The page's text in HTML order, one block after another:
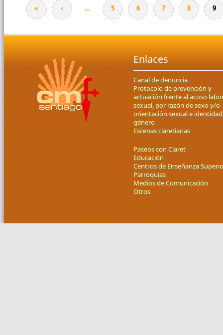
Páginas
« ‹ … 5 6 7 8 9
Enlaces
Canal de denuncia
Protocolo de prevención y
actuación frente al acoso
sexual, por razón de sexo y/o
orientación sexual e
género
Escenas claretianas
Paseos con Claret
Educación
Centros de Enseñanza
Parroquias
Medios de Comunicación
Otros